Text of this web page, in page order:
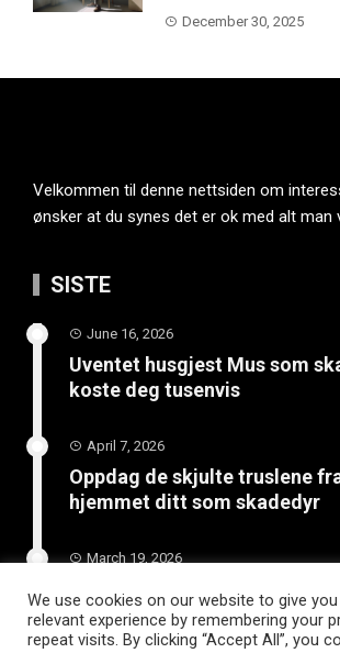
December 30, 2025
Velkommen til denne nettsiden om
ønsker at du synes det er ok med alt man
SISTE
June 16, 2026
Uventet husgjest Mus som
koste deg tusenvis
April 7, 2026
Oppdag de skjulte truslene
hjemmet ditt som skadedyr
March 19, 2026
Slik vedlikeholder du
langvarig bruk
We use cookies on our website to give
relevant experience by remembering your
repeat visits. By clicking “Accept All”, you